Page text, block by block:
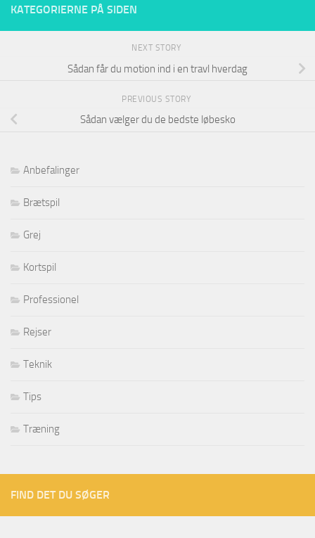
KATEGORIERNE PÅ SIDEN
NEXT STORY
Sådan får du motion ind i en travl hverdag
PREVIOUS STORY
Sådan vælger du de bedste løbesko
Anbefalinger
Brætspil
Grej
Kortspil
Professionel
Rejser
Teknik
Tips
Træning
FIND DET DU SØGER